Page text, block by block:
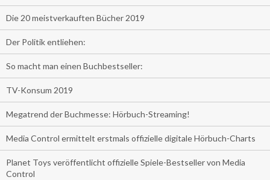
Die 20 meistverkauften Bücher 2019
Der Politik entliehen:
So macht man einen Buchbestseller:
TV-Konsum 2019
Megatrend der Buchmesse: Hörbuch-Streaming!
Media Control ermittelt erstmals offizielle digitale Hörbuch-Charts
Planet Toys veröffentlicht offizielle Spiele-Bestseller von Media
Control